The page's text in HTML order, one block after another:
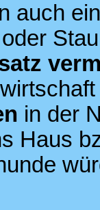
auch
in der
Haus